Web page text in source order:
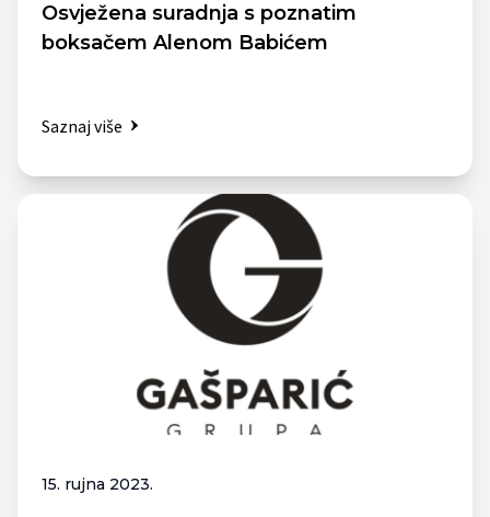
Osvježena suradnja s poznatim
boksačem Alenom Babićem
Saznaj više
15. rujna 2023.